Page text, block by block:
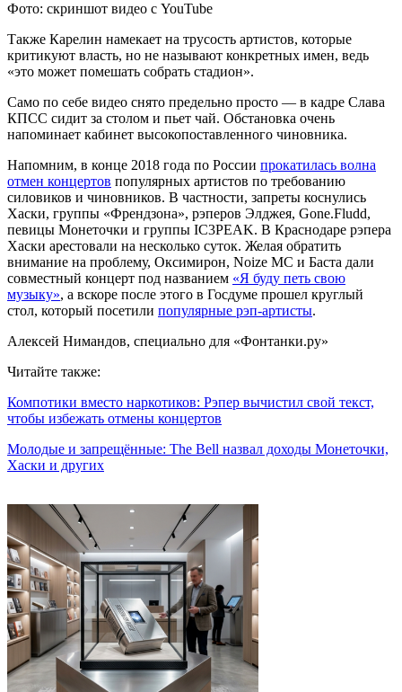
Фото: скриншот видео с YouTube
Также Карелин намекает на трусость артистов, которые
критикуют власть, но не называют конкретных имен, ведь
«это может помешать собрать стадион».
Само по себе видео снято предельно просто — в кадре Слава
КПСС сидит за столом и пьет чай. Обстановка очень
напоминает кабинет высокопоставленного чиновника.
Напомним, в конце 2018 года по России прокатилась волна
отмен концертов популярных артистов по требованию
силовиков и чиновников. В частности, запреты коснулись
Хаски, группы «Френдзона», рэперов Элджея, Gone.Fludd,
певицы Монеточки и группы IC3PEAK. В Краснодаре рэпера
Хаски арестовали на несколько суток. Желая обратить
внимание на проблему, Оксимирон, Noize MC и Баста дали
совместный концерт под названием «Я буду петь свою
музыку», а вскоре после этого в Госдуме прошел круглый
стол, который посетили популярные рэп-артисты.
Алексей Нимандов, специально для «Фонтанки.ру»
Читайте также:
Компотики вместо наркотиков: Рэпер вычистил свой текст,
чтобы избежать отмены концертов
Молодые и запрещённые: The Bell назвал доходы Монеточки,
Хаски и других